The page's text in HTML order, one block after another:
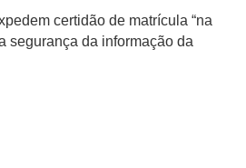
certidão de matrícula “na
segurança da informação da